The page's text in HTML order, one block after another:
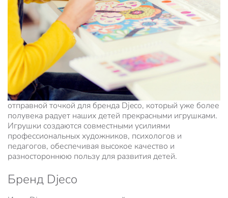
отправной точкой для бренда Djeco, который уже более
полувека радует наших детей прекрасными игрушками.
Игрушки создаются совместными усилиями
профессиональных художников, психологов и
педагогов, обеспечивая высокое качество и
разностороннюю пользу для развития детей.
Бренд Djeco